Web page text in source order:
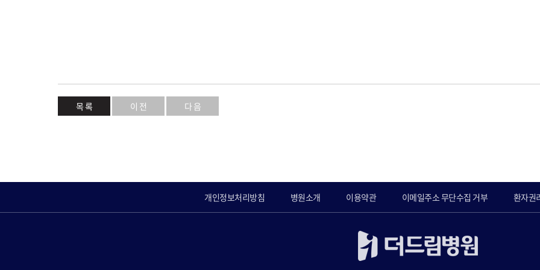
목 록 이 전 다 음
개인정보처리방침 병원소개 이용약관 이메일주소 무단수집 거부 환자권